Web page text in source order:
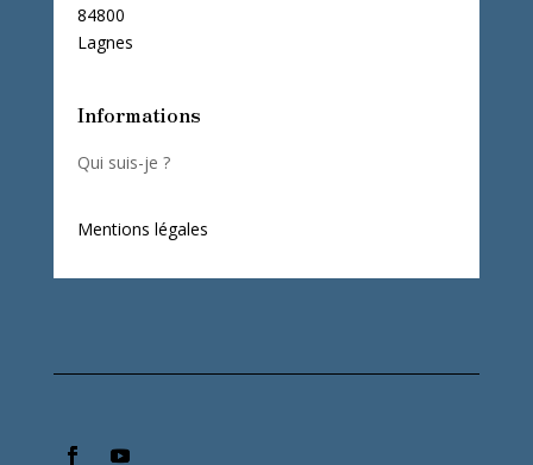
84800
Lagnes
Informations
Qui suis-je ?
Mentions légales